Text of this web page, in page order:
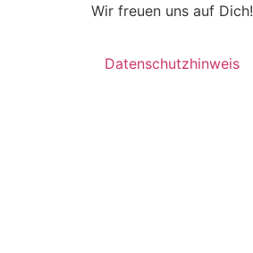
Wir freuen uns auf Dich!
Datenschutzhinweis